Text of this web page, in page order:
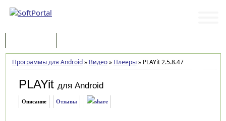
Программы для Android» Видео» Плееры»PLAYit 2.5.8.47
PLAYit для Android
Описание Отзывы